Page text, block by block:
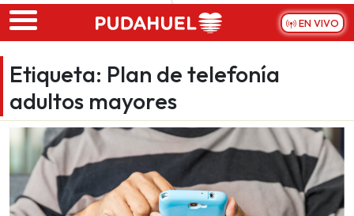
Skip to main content
EN VIVO
Etiqueta: Plan de telefonía
adultos mayores